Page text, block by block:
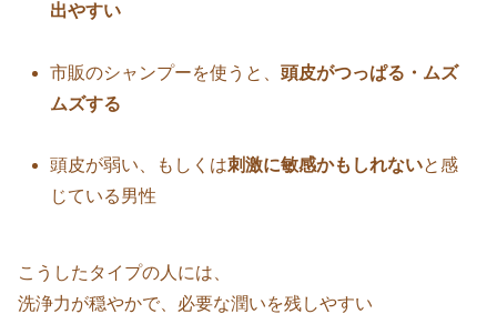
出やすい
市販のシャンプーを使うと、頭皮がつっぱる・ムズ
ムズする
頭皮が弱い、もしくは刺激に敏感かもしれないと感
じている男性
こうしたタイプの人には、
洗浄力が穏やかで、必要な潤いを残しやすい